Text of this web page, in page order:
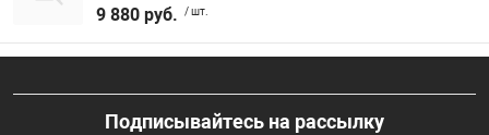
9 880 руб. / шт.
Подписывайтесь на рассылку